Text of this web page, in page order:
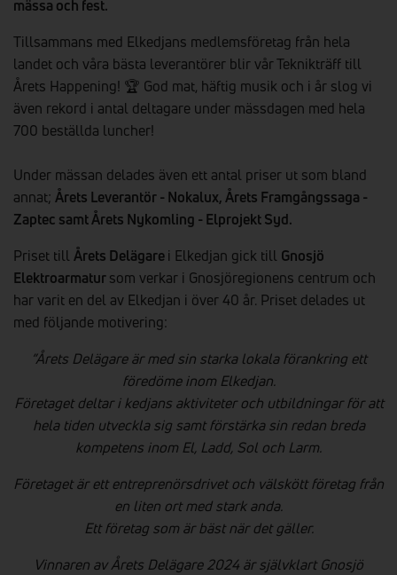
mässa och fest.
Tillsammans med Elkedjans medlemsföretag från hela
landet och våra bästa leverantörer blir vår Teknikträff till
Årets Happening! 🏆 God mat, häftig musik och i år slog vi
även rekord i antal deltagare under mässdagen med hela
700 beställda luncher!
Under mässan delades även ett antal priser ut som bland
annat; Årets Leverantör - Nokalux, Årets Framgångssaga -
Zaptec samt Årets Nykomling - Elprojekt Syd.
Priset till Årets Delägarei Elkedjan gick till Gnosjö
Elektroarmatursom verkar i Gnosjöregionens centrum och
har varit en del av Elkedjan i över 40 år. Priset delades ut
med följande motivering:
”Årets Delägare är med sin starka lokala förankring ett
föredöme inom Elkedjan.
Företaget deltar i kedjans aktiviteter och utbildningar för att
hela tiden utveckla sig samt förstärka sin redan breda
kompetens inom El, Ladd, Sol och Larm.
Företaget är ett entreprenörsdrivet och välskött företag från
en liten ort med stark anda.
Ett företag som är bäst när det gäller.
Vinnaren av Årets Delägare 2024 är självklart Gnosjö